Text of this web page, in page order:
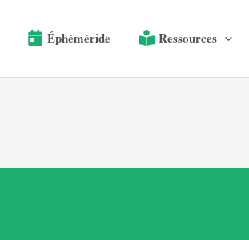
Éphéméride Ressources